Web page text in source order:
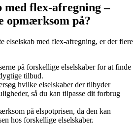
med flex-afregning –
opmærksom på?
elselskab med flex-afregning, er der flere
på forskellige elselskaber for at finde
tilbud.
hvilke elselskaber der tilbyder
så du kan tilpasse dit forbrug
på elspotprisen, da den kan
hos forskellige elselskaber.